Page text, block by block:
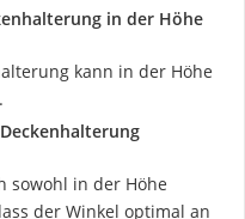
in der Höhe
kann in der Höhe
sowohl in der Höhe
der Winkel optimal an